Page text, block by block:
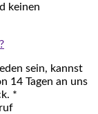
keinen
sein, kannst
14 Tagen an uns
*